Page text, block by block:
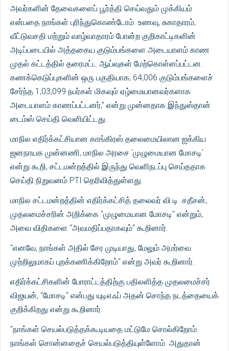
அவர்களின் தேவைகளைப் பூர்த்தி செய்வதும் முக்கியம்
என்பதை நாங்கள் புரிந்துகொண்டோம். உணவு, சுகாதாரம்,
வீட்டுவசதி மற்றும் வாழ்வாதாரம் போன்ற குறிகாட்டிகளின்
அடிப்படையில் அத்தகைய குடும்பங்களை அடையாளம் காண
முதல் கட்டத்தில் தரைமட்ட ஆய்வுகள் மேற்கொள்ளப்பட்டன.
கணக்கெடுப்புகளின் ஒரு பகுதியாக, 64,006 குடும்பங்களைச்
சேர்ந்த 1,03,099 நபர்கள் மிகவும் ஏழ்மையானவர்களாக
அடையாளம் காணப்பட்டனர்,” என்று முன்னதாக இந்துஸ்தான்
டைம்ஸ் செய்தி வெளியிட்டது.
மாநில எதிர்க்கட்சியான காங்கிரஸ் தலைமையிலான ஐக்கிய
ஜனநாயக முன்னணி, மாநில அரசை 'முழுமையான மோசடி'
என்று கூறி, சட்டமன்றத்தில் இருந்து வெளிநடப்பு செய்ததாக
செய்தி நிறுவனம் PTI தெரிவித்துள்ளது.
மாநில சட்டமன்றத்தின் எதிர்க்கட்சித் தலைவர் வி.டி. சதீசன்,
முதலமைச்சரின் அறிக்கை "முழுமையான மோசடி" என்றும்,
அவை விதிகளை "அவமதிப்பதாகவும்" கூறினார்.
"எனவே, நாங்கள் அதில் சேர முடியாது, மேலும் அமர்வை
முற்றிலுமாகப் புறக்கணிக்கிறோம்" என்று அவர் கூறினார்.
எதிர்க்கட்சிகளின் போராட்டத்திற்கு பதிலளித்த முதலமைச்சர்
விஜயன், "மோசடி" என்பது யுடிஎஃப் அதன் சொந்த நடத்தையைக்
குறிக்கிறது என்று கூறினார்.
"நாங்கள் செயல்படுத்தக்கூடியதை மட்டுமே சொல்கிறோம்.
நாங்கள் சொன்னதைச் செயல்படுத்தியுள்ளோம். அதுதான்